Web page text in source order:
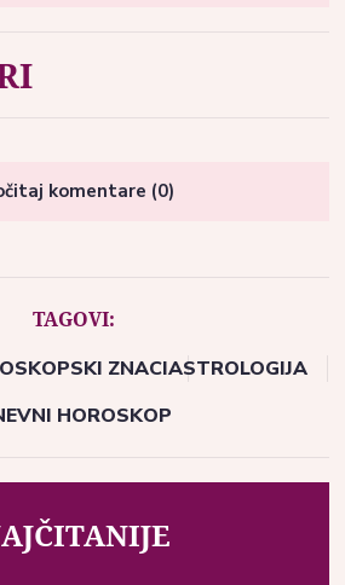
komentare (0)
TAGOVI:
ZNACIASTROLOGIJA
HOROSKOP